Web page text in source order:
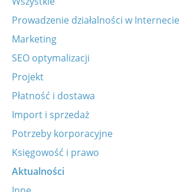
Prowadzenie działalności w Internecie
Marketing
SEO optymalizacji
Projekt
Płatność i dostawa
Import i sprzedaż
Potrzeby korporacyjne
Księgowość i prawo
Aktualności